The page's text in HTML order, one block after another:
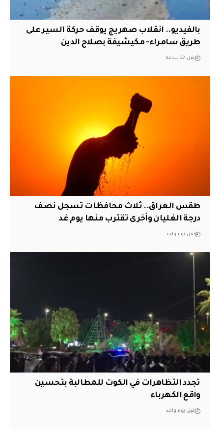
بالفيديو.. انقلاب صهريج يوقف حركة السير على
طريق سامراء- مكيشيفة بصلاح الدين
قبل 22 ساعة
طقس العراق.. ثلاث محافظات تسجل نصف
درجة الغليان وأخرى تقترب منها يوم غد
قبل يوم واحد
تجدد التظاهرات في الكوت للمطالبة بتحسين
واقع الكهرباء
قبل يوم واحد